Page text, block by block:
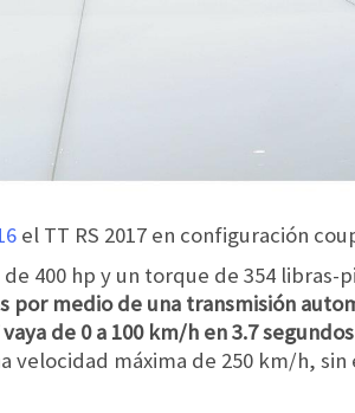
el TT RS 2017 en configuración
400 hp y un torque de 354
por medio de una transmisión
de 0 a 100 km/h en 3.7
velocidad máxima de 250 km/h,